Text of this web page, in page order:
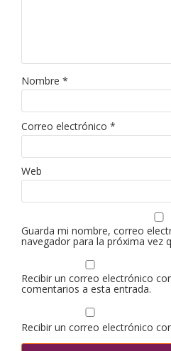
Nombre *
Correo electrónico *
Web
Guarda mi nombre, correo
navegador para la próxima vez
Recibir un correo electrónico
comentarios a esta entrada.
Recibir un correo electrónico